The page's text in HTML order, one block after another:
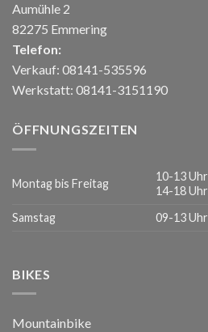
Aumühle 2
82275 Emmering
Telefon:
Verkauf: 08141-535596
Werkstatt: 08141-3151190
ÖFFNUNGSZEITEN
Montag bis Freitag
10-13 Uhr
14-18 Uhr
Samstag
09-13 Uhr
BIKES
Mountainbike